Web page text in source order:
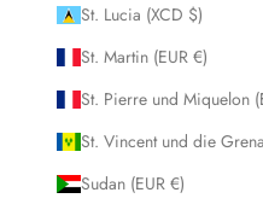
St. Lucia (XCD $)
St. Martin (EUR €)
St. Pierre und Miquelon
St. Vincent und die
Sudan (EUR €)